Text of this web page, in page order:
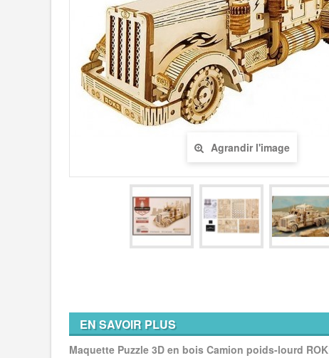
Agrandir l'image
EN SAVOIR PLUS
Maquette Puzzle 3D en bois Camion poids-lourd